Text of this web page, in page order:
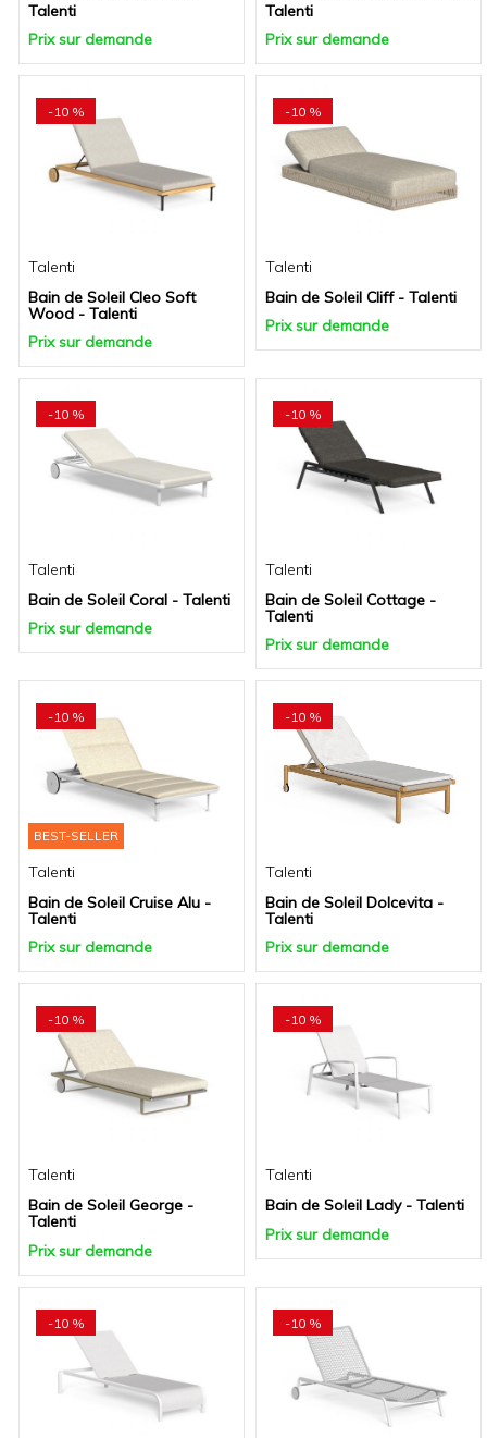
Talenti
Prix sur demande
Talenti
Prix sur demande
-10 %
Talenti
Bain de Soleil Cleo Soft
Wood - Talenti
Prix sur demande
-10 %
Talenti
Bain de Soleil Cliff - Talenti
Prix sur demande
-10 %
Talenti
Bain de Soleil Coral - Talenti
Prix sur demande
-10 %
Talenti
Bain de Soleil Cottage -
Talenti
Prix sur demande
-10 %
BEST-SELLER
Talenti
Bain de Soleil Cruise Alu -
Talenti
Prix sur demande
-10 %
Talenti
Bain de Soleil Dolcevita -
Talenti
Prix sur demande
-10 %
Talenti
Bain de Soleil George -
Talenti
Prix sur demande
-10 %
Talenti
Bain de Soleil Lady - Talenti
Prix sur demande
-10 % -10 %